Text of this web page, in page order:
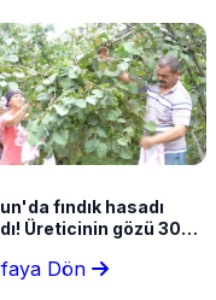
fındık hasadı
Üreticinin gözü 300
Dön